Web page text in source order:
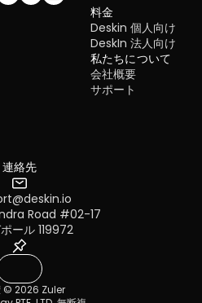
ィに参加しませんか！
料金
Deskin 個人向け
DeskIn 法人向け
私たちについて
会社概要
サポート
連絡先
Road #02-17
ール 119972
© 2026 Zuler